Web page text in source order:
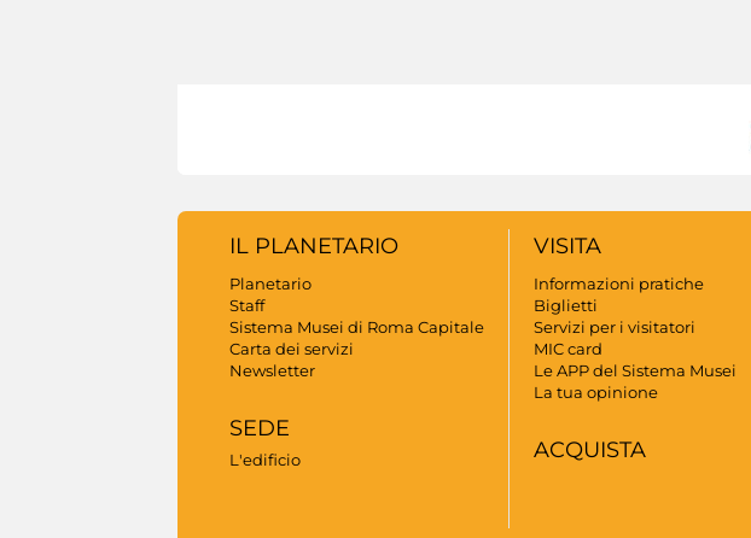
IL PLANETARIO
Planetario
Staff
Sistema Musei di Roma Capitale
Carta dei servizi
Newsletter
SEDE
L'edificio
VISITA
Informazioni pratiche
Biglietti
Servizi per i visitatori
MIC card
Le APP del Sistema Musei
La tua opinione
ACQUISTA